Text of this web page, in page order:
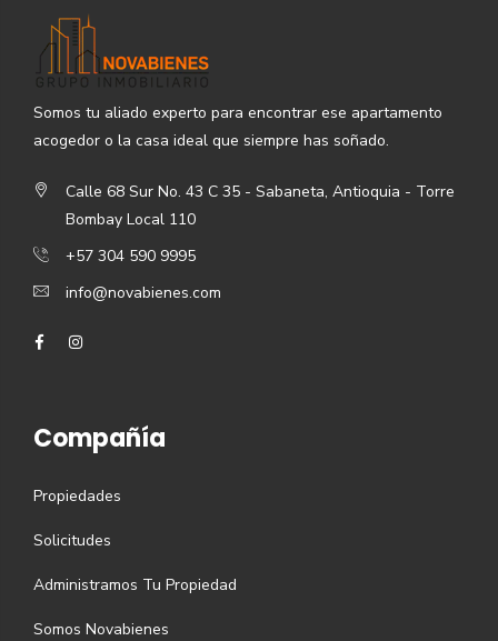
Somos tu aliado experto para encontrar ese apartamento
acogedor o la casa ideal que siempre has soñado.
Calle 68 Sur No. 43 C 35 - Sabaneta, Antioquia - Torre
Bombay Local 110
+57 304 590 9995
info@novabienes.com
Compañía
Propiedades
Solicitudes
Administramos Tu Propiedad
Somos Novabienes